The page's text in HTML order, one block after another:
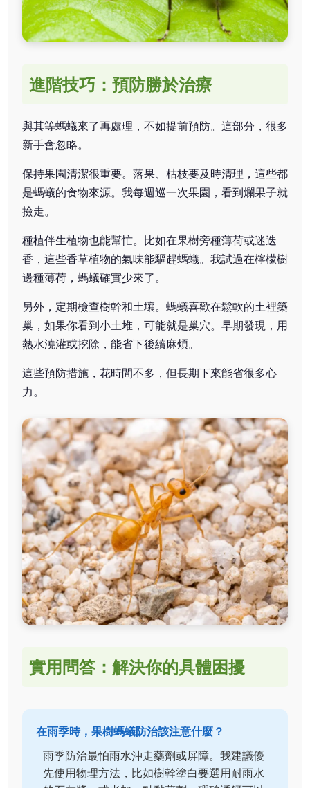
進階技巧：預防勝於治療
與其等螞蟻來了再處理，不如提前預防。這部分，很多
新手會忽略。
保持果園清潔很重要。落果、枯枝要及時清理，這些都
是螞蟻的食物來源。我每週巡一次果園，看到爛果子就
撿走。
種植伴生植物也能幫忙。比如在果樹旁種薄荷或迷迭
香，這些香草植物的氣味能驅趕螞蟻。我試過在檸檬樹
邊種薄荷，螞蟻確實少來了。
另外，定期檢查樹幹和土壤。螞蟻喜歡在鬆軟的土裡築
巢，如果你看到小土堆，可能就是巢穴。早期發現，用
熱水澆灌或挖除，能省下後續麻煩。
這些預防措施，花時間不多，但長期下來能省很多心
力。
實用問答：解決你的具體困擾
在雨季時，果樹螞蟻防治該注意什麼？
雨季防治最怕雨水沖走藥劑或屏障。我建議優
先使用物理方法，比如樹幹塗白要選用耐雨水